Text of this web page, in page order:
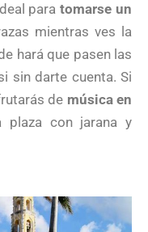
paratomarse un
mientras ves la
hará que pasen las
sin darte cuenta. Si
de música en
plaza con jarana y